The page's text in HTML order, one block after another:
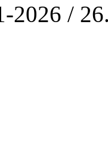
2026 /